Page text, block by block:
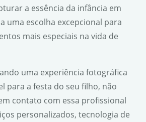
a essência da infância em
uma escolha excepcional para
mais especiais na vida de
uma experiência fotográfica
para a festa do seu filho, não
contato com essa profissional
personalizados, tecnologia de